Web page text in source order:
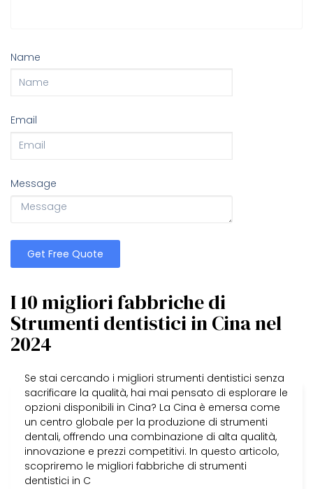
Name
Email
Message
Get Free Quote
I 10 migliori fabbriche di
Strumenti dentistici in Cina nel
2024
Se stai cercando i migliori strumenti dentistici senza
sacrificare la qualità, hai mai pensato di esplorare le
opzioni disponibili in Cina? La Cina è emersa come
un centro globale per la produzione di strumenti
dentali, offrendo una combinazione di alta qualità,
innovazione e prezzi competitivi. In questo articolo,
scopriremo le migliori fabbriche di strumenti
dentistici in C